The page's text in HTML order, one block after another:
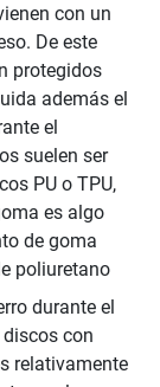
con un
De este
protegidos
además el
el
suelen ser
PU o TPU,
es algo
de goma
poliuretano
durante el
con
relativamente